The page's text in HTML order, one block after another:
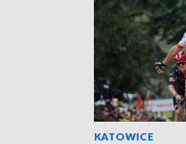
KATOWICE